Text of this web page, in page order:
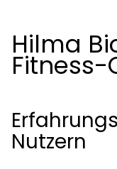
Hilma
Nutzern